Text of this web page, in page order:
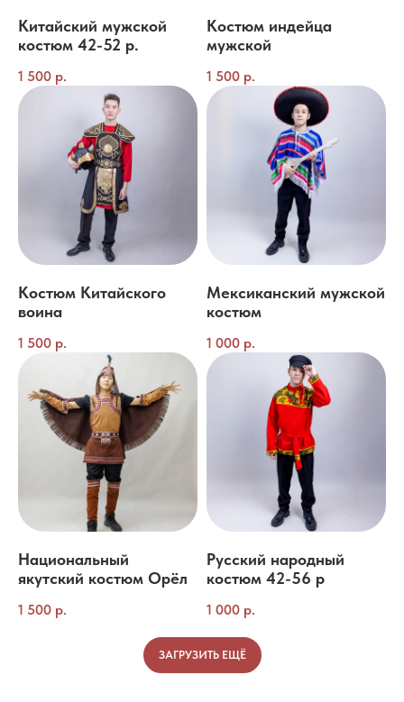
Китайский мужской
костюм 42-52 р.
1 500 р.
Костюм индейца
мужской
1 500 р.
Костюм Китайского
воина
1 500 р.
Мексиканский мужской
костюм
1 000 р.
Национальный
якутский костюм Орёл
1 500 р.
Русский народный
костюм 42-56 р
1 000 р.
ЗАГРУЗИТЬ ЕЩЁ